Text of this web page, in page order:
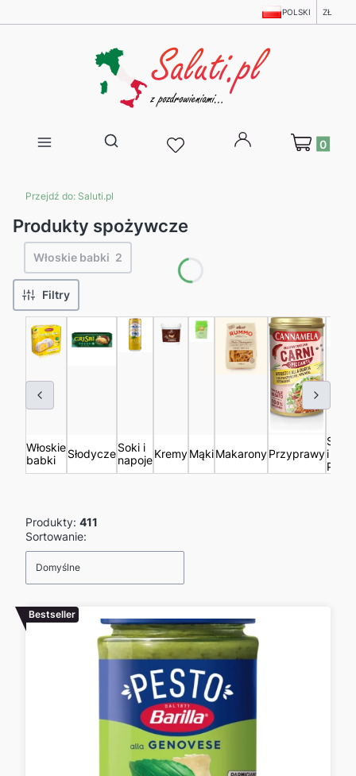
POLSKI ZŁ
Otwórz wyszukiwarkę
Produkty w
Przejdź do: Saluti.pl
Produkty spożywcze
Włoskie babki 2
Filtry
Włoskie
babki
SłodyczeSoki i
napojeKremyMąkiMakaronyPrzyprawy
Sosy
i
Pesta
Produkty: 411
Lista produktów
Sortowanie:
Domyślne
Bestseller